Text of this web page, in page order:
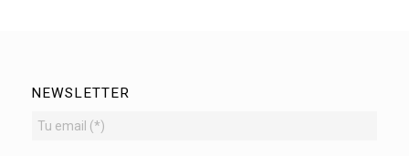
NEWSLETTER